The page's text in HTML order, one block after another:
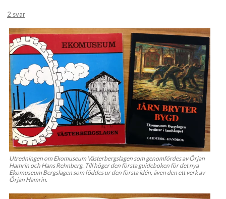
2 svar
Utredningen om Ekomuseum Västerbergslagen som genomfördes av Örjan
Hamrin och Hans Rehnberg. Till höger den första guideboken för det nya
Ekomuseum Bergslagen som föddes ur den första idén, även den ett verk av
Örjan Hamrin.